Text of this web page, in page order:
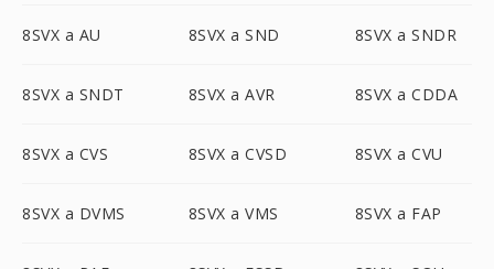
8SVX a AU 8SVX a SND 8SVX a SNDR
8SVX a SNDT 8SVX a AVR 8SVX a CDDA
8SVX a CVS 8SVX a CVSD 8SVX a CVU
8SVX a DVMS 8SVX a VMS 8SVX a FAP